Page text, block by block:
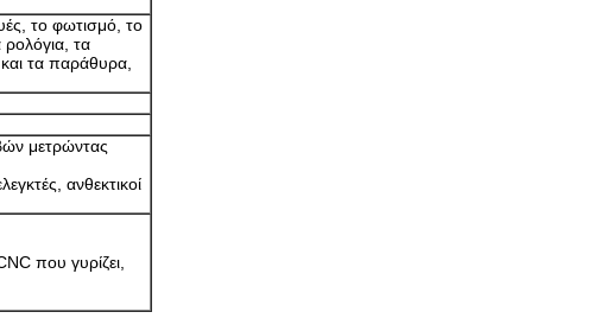
το φωτισμό, το
τα
τα παράθυρα,
μετρώντας
ανθεκτικοί
που γυρίζει,